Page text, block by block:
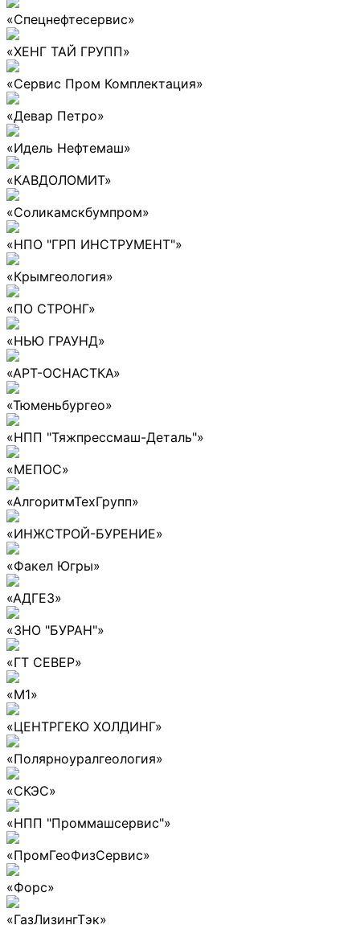
«Спецнефтесервис»
«ХЕНГ ТАЙ ГРУПП»
«Сервис Пром Комплектация»
«Девар Петро»
«Идель Нефтемаш»
«КАВДОЛОМИТ»
«Соликамскбумпром»
«НПО "ГРП ИНСТРУМЕНТ"»
«Крымгеология»
«ПО СТРОНГ»
«НЬЮ ГРАУНД»
«АРТ-ОСНАСТКА»
«Тюменьбургео»
«НПП "Тяжпрессмаш-Деталь"»
«МЕПОС»
«АлгоритмТехГрупп»
«ИНЖСТРОЙ-БУРЕНИЕ»
«Факел Югры»
«АДГЕЗ»
«ЗНО "БУРАН"»
«ГТ СЕВЕР»
«М1»
«ЦЕНТРГЕКО ХОЛДИНГ»
«Полярноуралгеология»
«СКЭС»
«НПП "Проммашсервис"»
«ПромГеоФизСервис»
«Форс»
«ГазЛизингТэк»